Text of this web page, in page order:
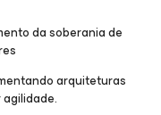
da soberania de
arquiteturas